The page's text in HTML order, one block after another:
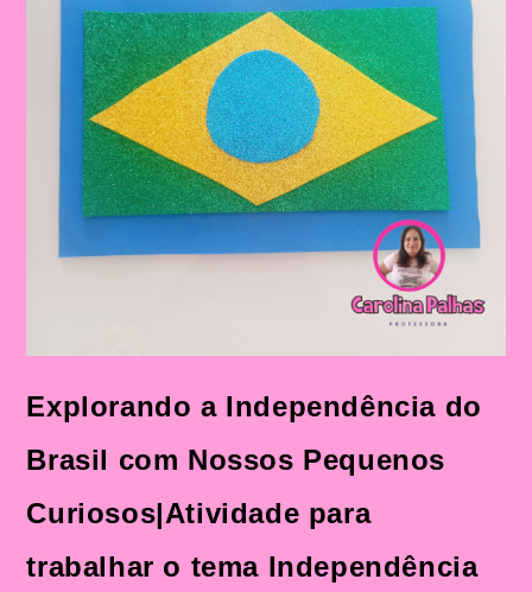
Do
Brasil
Explorando a Independência do
Brasil com Nossos Pequenos
Curiosos|Atividade para
trabalhar o tema Independência